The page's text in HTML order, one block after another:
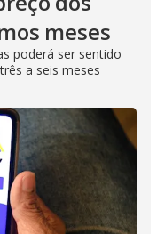
meses
poderá ser sentido
a seis meses